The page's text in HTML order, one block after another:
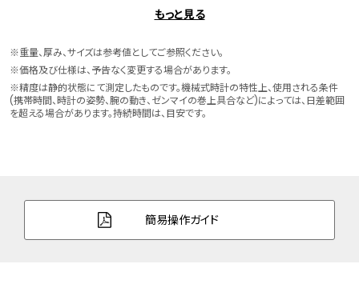
横 40.0mm
ケース素材 ステンレス
バンド素材・タイプ
牛革
美錠タイプ
球面サファイアガラス
もっと見る
※重量、厚み、サイズは参考値としてご参照ください。
※価格及び仕様は、予告なく変更する場合があります。
※精度は静的状態にて測定したものです。機械式時計の特性上、使用される条件
(携帯時間、時計の姿勢、腕の動き、ゼンマイの巻上具合など)によっては、日差範囲
を超える場合があります。持続時間は、目安です。
簡易操作ガイド